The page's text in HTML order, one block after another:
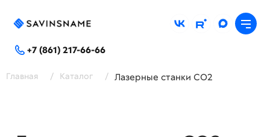
+7 (861) 217-66-66
Главная / Каталог / Лазерные станки СО2